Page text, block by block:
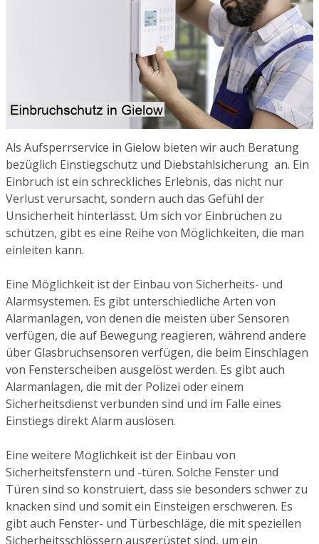
Als Aufsperrservice in Gielow bieten wir auch Beratung
bezüglich Einstiegschutz und Diebstahlsicherung an. Ein
Einbruch ist ein schreckliches Erlebnis, das nicht nur
Verlust verursacht, sondern auch das Gefühl der
Unsicherheit hinterlässt. Um sich vor Einbrüchen zu
schützen, gibt es eine Reihe von Möglichkeiten, die man
einleiten kann.
Eine Möglichkeit ist der Einbau von Sicherheits- und
Alarmsystemen. Es gibt unterschiedliche Arten von
Alarmanlagen, von denen die meisten über Sensoren
verfügen, die auf Bewegung reagieren, während andere
über Glasbruchsensoren verfügen, die beim Einschlagen
von Fensterscheiben ausgelöst werden. Es gibt auch
Alarmanlagen, die mit der Polizei oder einem
Sicherheitsdienst verbunden sind und im Falle eines
Einstiegs direkt Alarm auslösen.
Eine weitere Möglichkeit ist der Einbau von
Sicherheitsfenstern und -türen. Solche Fenster und
Türen sind so konstruiert, dass sie besonders schwer zu
knacken sind und somit ein Einsteigen erschweren. Es
gibt auch Fenster- und Türbeschläge, die mit speziellen
Sicherheitsschlössern ausgerüstet sind, um ein